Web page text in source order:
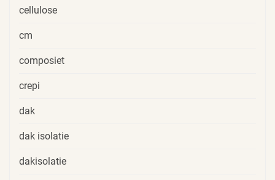
cellulose
cm
composiet
crepi
dak
dak isolatie
dakisolatie